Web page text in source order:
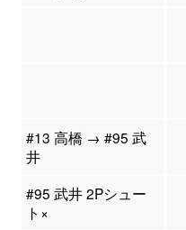
#13 高橋 → #95 武
井
#95 武井 2Pシュー
ト×